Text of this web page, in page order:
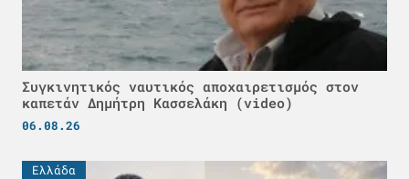
Συγκινητικός ναυτικός αποχαιρετισμός στον
καπετάν Δημήτρη Κασσελάκη (video)
06.08.26
Ελλάδα